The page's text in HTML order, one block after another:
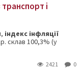
і
індекс інфляції
склав 100,3% (у
2421 0